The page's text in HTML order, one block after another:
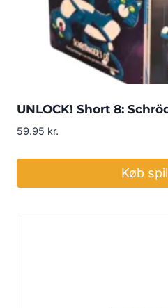
UNLOCK! Short 8:
59.95 kr.
Køb